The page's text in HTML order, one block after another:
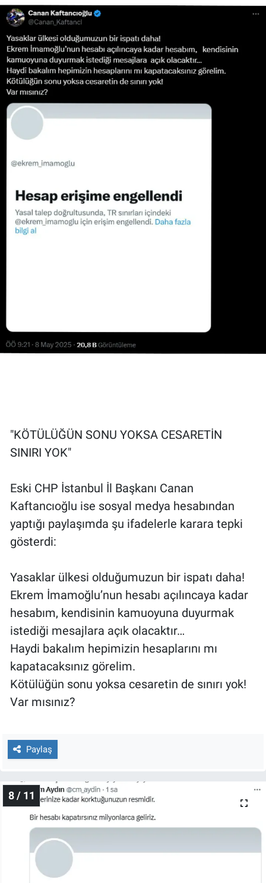
"KÖTÜLÜĞÜN SONU YOKSA CESARETİN
SINIRI YOK"
Eski CHP İstanbul İl Başkanı Canan
Kaftancıoğlu ise sosyal medya hesabından
yaptığı paylaşımda şu ifadelerle karara tepki
gösterdi:
Yasaklar ülkesi olduğumuzun bir ispatı daha!
Ekrem İmamoğlu’nun hesabı açılıncaya kadar
hesabım, kendisinin kamuoyuna duyurmak
istediği mesajlara açık olacaktır…
Haydi bakalım hepimizin hesaplarını mı
kapatacaksınız görelim.
Kötülüğün sonu yoksa cesaretin de sınırı yok!
Var mısınız?
Paylaş
8 / 11